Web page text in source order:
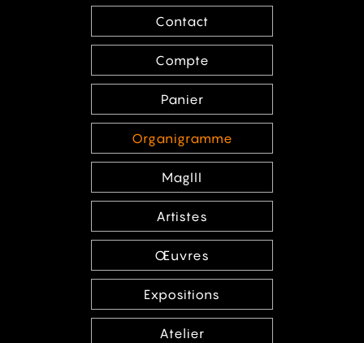
Contact
Compte
Panier
Organigramme
MagIII
Artistes
Œuvres
Expositions
Atelier